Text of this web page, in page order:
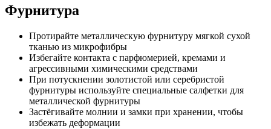
Фурнитура
Протирайте металлическую фурнитуру мягкой сухой
тканью из микрофибры
Избегайте контакта с парфюмерией, кремами и
агрессивными химическими средствами
При потускнении золотистой или серебристой
фурнитуры используйте специальные салфетки для
металлической фурнитуры
Застёгивайте молнии и замки при хранении, чтобы
избежать деформации